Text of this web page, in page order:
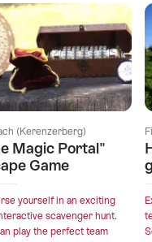
(Kerenzerberg)
Magic Portal"
Game
yourself in an exciting
scavenger hunt.
play the perfect team